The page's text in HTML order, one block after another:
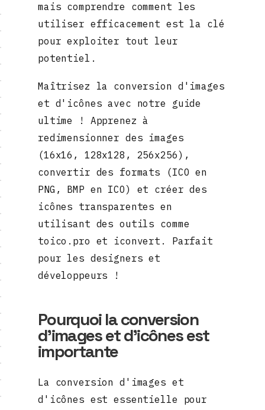
mais comprendre comment les
utiliser efficacement est la clé
pour exploiter tout leur
potentiel.
Maîtrisez la conversion d'images
et d'icônes avec notre guide
ultime ! Apprenez à
redimensionner des images
(16x16, 128x128, 256x256),
convertir des formats (ICO en
PNG, BMP en ICO) et créer des
icônes transparentes en
utilisant des outils comme
toico.pro et iconvert. Parfait
pour les designers et
développeurs !
Pourquoi la conversion
d'images et d'icônes est
importante
La conversion d'images et
d'icônes est essentielle pour